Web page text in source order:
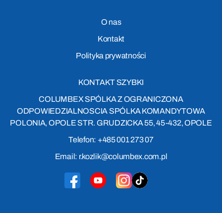
O nas
Kontakt
Polityka prywatności
KONTAKT SZYBKI
COLUMBEX SPÓLKA Z OGRANICZONA
ODPOWIEDZIALNOSCIA SPÓLKA KOMANDYTOWA
POLONIA, OPOLE STR. GRUDZICKA 55, 45-432, OPOLE
Telefon: +485 001 273 07
Email: r.kozlik@columbex.com.pl